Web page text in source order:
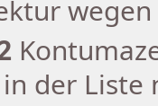
der